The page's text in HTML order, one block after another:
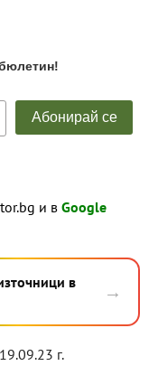
и в Google
в
→
г.